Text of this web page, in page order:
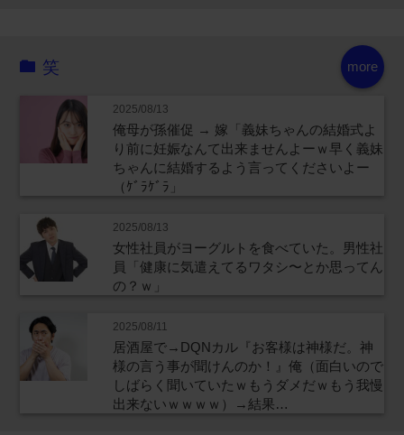
more
笑
2025/08/13
俺母が孫催促 → 嫁「義妹ちゃんの結婚式よ
り前に妊娠なんて出来ませんよーｗ早く義妹
ちゃんに結婚するよう言ってくださいよー
（ｹﾞﾗｹﾞﾗ」
2025/08/13
女性社員がヨーグルトを食べていた。男性社
員「健康に気遣えてるワタシ〜とか思ってん
の？ｗ」
2025/08/11
居酒屋で→DQNカル『お客様は神様だ。神
様の言う事が聞けんのか！』俺（面白いので
しばらく聞いていたｗもうダメだｗもう我慢
出来ないｗｗｗｗ）→結果…